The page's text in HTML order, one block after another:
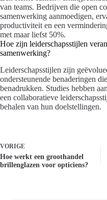
van teams. Bedrijven die open
samenwerking aanmoedigen,
productiviteit en een
met maar liefst 50%.
Hoe zijn leiderschapsstijlen
samenwerking?
Leiderschapsstijlen zijn
ondersteunende benaderingen
benadrukken. Studies hebben
een collaboratieve
behalen van hun doelstellingen.
VORIGE
Hoe werkt een groothandel
brillenglazen voor opticiens?